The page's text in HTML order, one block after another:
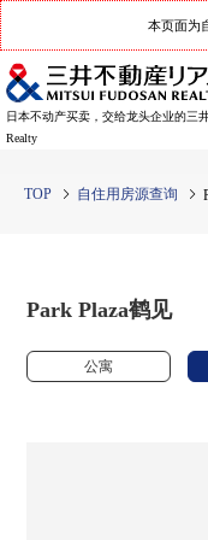
本页面为
日本不动产买卖，交给龙头企业的三
Realty
TOP 自住用房源查询
Park Plaza鹤见
公寓